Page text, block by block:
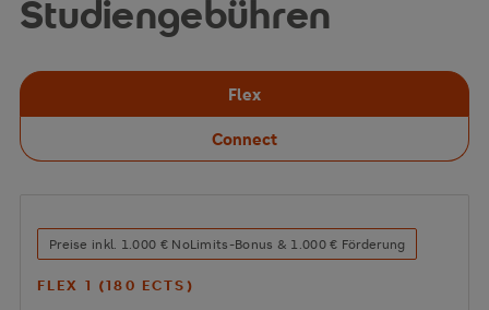
*Die Staatliche Anerkennung wird mit erfolgreichem
Staatliche Anerkennung bereits integriert
Studiengebühren
Flex
Connect
Preise inkl. 1.000 € NoLimits-Bonus & 1.000 € Förderung
FLEX 1 (180 ECTS)